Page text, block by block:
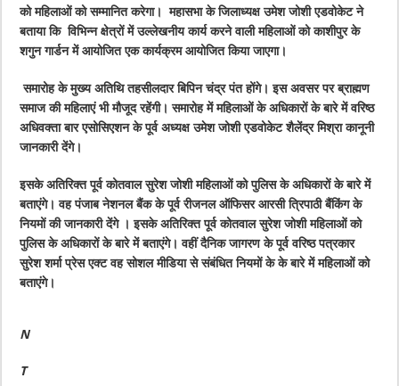
को महिलाओं को सम्मानित करेगा। महासभा के जिलाध्यक्ष उमेश जोशी एडवोकेट ने
बताया कि विभिन्न क्षेत्रों में उल्लेखनीय कार्य करने वाली महिलाओं को काशीपुर के
शगुन गार्डन में आयोजित एक कार्यक्रम आयोजित किया जाएगा।
समारोह के मुख्य अतिथि तहसीलदार बिपिन चंद्र पंत होंगे। इस अवसर पर ब्राह्मण
समाज की महिलाएं भी मौजूद रहेंगी। समारोह में महिलाओं के अधिकारों के बारे में वरिष्ठ
अधिवक्ता बार एसोसिएशन के पूर्व अध्यक्ष उमेश जोशी एडवोकेट शैलेंद्र मिश्रा कानूनी
जानकारी देंगे।
इसके अतिरिक्त पूर्व कोतवाल सुरेश जोशी महिलाओं को पुलिस के अधिकारों के बारे में
बताएंगे। वह पंजाब नेशनल बैंक के पूर्व रीजनल ऑफिसर आरसी त्रिपाठी बैंकिंग के
नियमों की जानकारी देंगे । इसके अतिरिक्त पूर्व कोतवाल सुरेश जोशी महिलाओं को
पुलिस के अधिकारों के बारे में बताएंगे। वहीं दैनिक जागरण के पूर्व वरिष्ठ पत्रकार
सुरेश शर्मा प्रेस एक्ट वह सोशल मीडिया से संबंधित नियमों के के बारे में महिलाओं को
बताएंगे।
N
T